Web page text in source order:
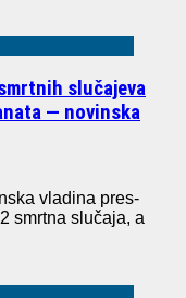
slučajeva
— novinska
vladina pres-
smrtna slučaja, a